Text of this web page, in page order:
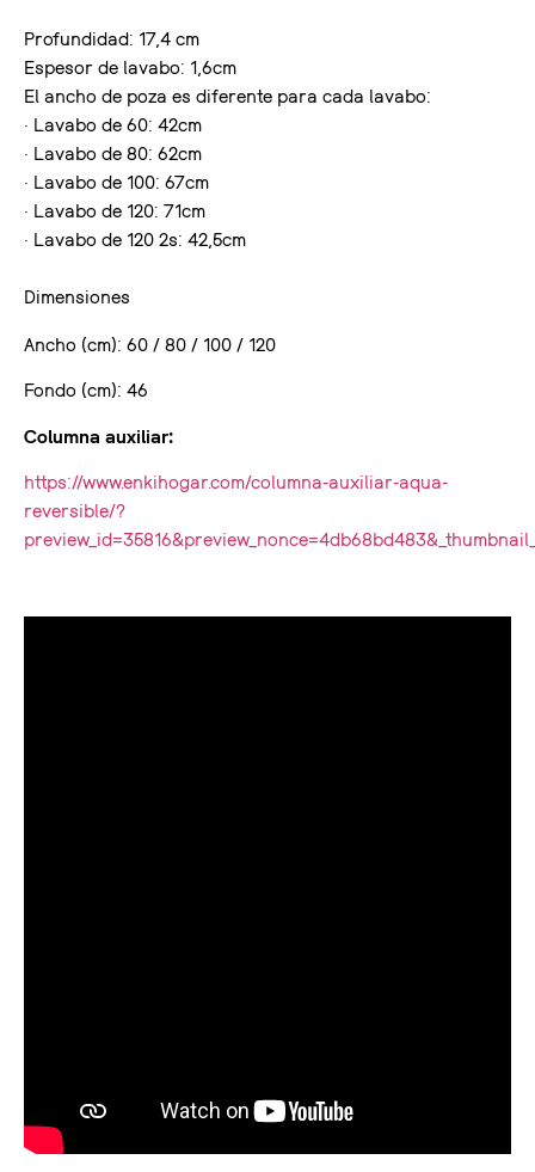
Profundidad: 17,4 cm
Espesor de lavabo: 1,6cm
El ancho de poza es diferente para cada lavabo:
· Lavabo de 60: 42cm
· Lavabo de 80: 62cm
· Lavabo de 100: 67cm
· Lavabo de 120: 71cm
· Lavabo de 120 2s: 42,5cm
Dimensiones
Ancho (cm): 60 / 80 / 100 / 120
Fondo (cm): 46
Columna auxiliar:
https://www.enkihogar.com/columna-auxiliar-aqua-
reversible/?